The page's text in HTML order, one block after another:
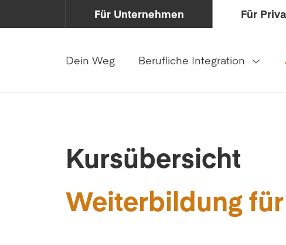
Für Unternehmen Für
Dein Weg Berufliche Integration
Kursübersicht
Weiterbildung